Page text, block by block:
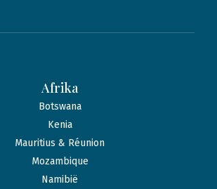
Afrika
Botswana
Kenia
Mauritius & Réunion
Mozambique
Namibië